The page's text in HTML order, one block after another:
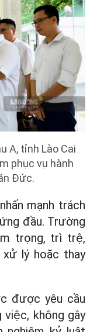
A, tỉnh Lào Cai
phục vụ hành
Đức.
mạnh trách
đầu. Trường
trọng, trì trệ,
lý hoặc thay
được yêu cầu
việc, không gây